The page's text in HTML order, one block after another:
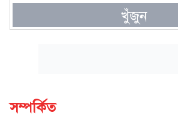
খুঁজুন
সম্পর্কিত